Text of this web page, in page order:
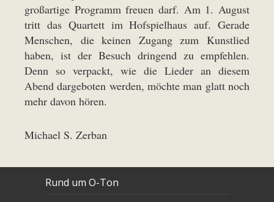
großartige Programm freuen darf. Am 1. August
tritt das Quartett im Hofspielhaus auf. Gerade
Menschen, die keinen Zugang zum Kunstlied
haben, ist der Besuch dringend zu empfehlen.
Denn so verpackt, wie die Lieder an diesem
Abend dargeboten werden, möchte man glatt noch
mehr davon hören.
Michael S. Zerban
Rund um O-Ton